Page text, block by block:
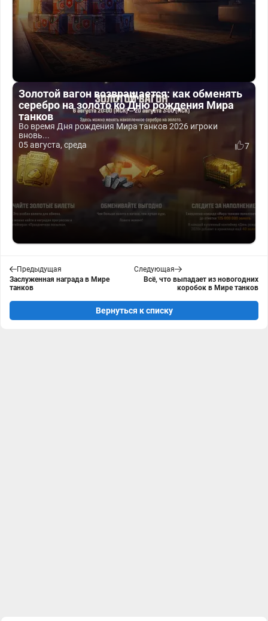
Золотой вагон возвращается: как обменять
серебро на золото ко Дню рождения Мира
танков
Во время Дня рождения Мира танков 2026 игроки
вновь...
05 августа, среда
7
Предыдущая
Заслуженная награда в Мире
танков
Следующая
Всё, что выпадает из новогодних
коробок в Мире танков
Вернуться к списку